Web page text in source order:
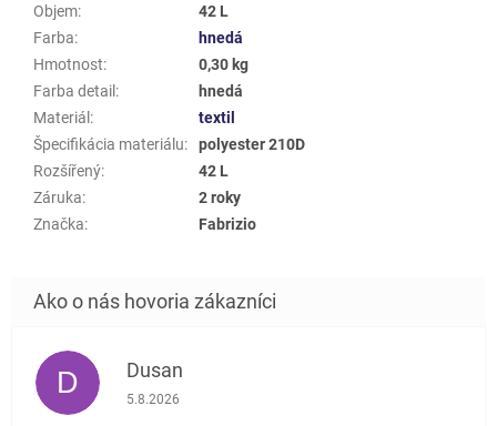
Objem:
42 L
Farba:
hnedá
Hmotnost:
0,30 kg
Farba detail :
hnedá
Materiál :
textil
Špecifikácia materiálu:
polyester 210D
Rozšířený:
42 L
Záruka:
2 roky
Značka: Fabrizio
D Dusan
Hodnotenie obchodu je 5 z 5 hviezdičiek.
5.8.2026